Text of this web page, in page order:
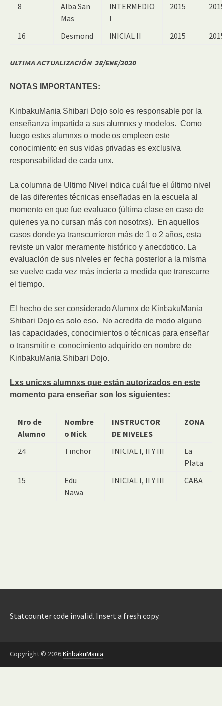
8
Alba San
Mas
INTERMEDIO
I
2015
16 Desmond INICIAL II 2015
ULTIMA ACTUALIZACIÓN 28/ENE/2020
NOTAS IMPORTANTES:
KinbakuMania Shibari Dojo solo es responsable por la
enseñanza impartida a sus alumnxs y modelos. Como
luego estxs alumnxs o modelos empleen este
conocimiento en sus vidas privadas es exclusiva
responsabilidad de cada unx.
La columna de Ultimo Nivel indica cuál fue el último nivel
de las diferentes técnicas enseñadas en la escuela al
momento en que fue evaluado (última clase en caso de
quienes ya no cursan más con nosotrxs). En aquellos
casos donde ya transcurrieron más de 1 o 2 años, esta
reviste un valor meramente histórico y anecdotico. La
evaluación de sus niveles en fecha posterior a la misma
se vuelve cada vez más incierta a medida que transcurre
el tiempo.
El hecho de ser considerado Alumnx de KinbakuMania
Shibari Dojo es solo eso. No acredita de modo alguno
las capacidades, conocimientos o técnicas para enseñar
o transmitir el conocimiento adquirido en nombre de
KinbakuMania Shibari Dojo.
Lxs unicxs alumnxs que están autorizados en este
momento para enseñar son los siguientes:
Nro de
Alumno
Nombre
o Nick
INSTRUCTOR
DE NIVELES
ZONA
24 Tinchor INICIAL I, II Y III
La
Plata
15
Edu
Nawa
INICIAL I, II Y III CABA
Statcounter code invalid. Insert a fresh copy.
Copyright © 2026KinbakuMania.